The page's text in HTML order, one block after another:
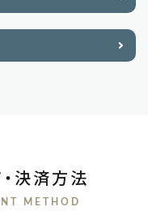
決済方法
METHOD